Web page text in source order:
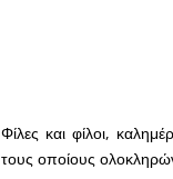
Φίλες και φίλοι,
τους οποίους